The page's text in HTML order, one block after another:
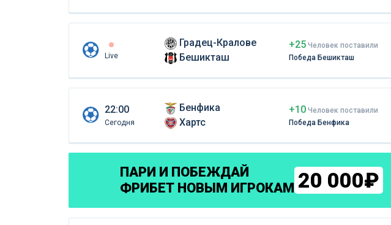
Live
Градец-Кралове
Бешикташ
+25 Человек поставили
Победа Бешикташ
22:00
Сегодня
Бенфика
Хартс
+10 Человек поставили
Победа Бенфика
ПАРИ И ПОБЕЖДАЙ
ФРИБЕТ НОВЫМ ИГРОКАМ 20 000₽